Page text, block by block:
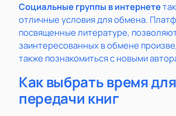
Социальные группы в интернете
отличные условия для обмена.
посвященные литературе,
заинтересованных в обмене
также познакомиться с новыми
Как выбрать время для
передачи книг